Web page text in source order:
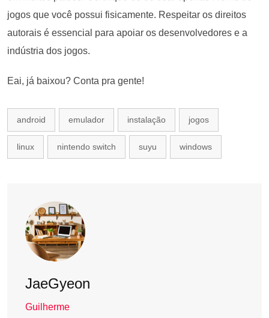
jogos que você possui fisicamente. Respeitar os direitos
autorais é essencial para apoiar os desenvolvedores e a
indústria dos jogos.
Eai, já baixou? Conta pra gente!
android emulador instalação jogos
linux nintendo switch suyu windows
JaeGyeon
Guilherme